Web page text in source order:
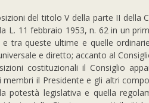
del titolo V della parte II della
L. 11 febbraio 1953, n. 62 in un
e tra queste ultime e quelle ordinarie
e diretto; accanto al
costituzionali il Consiglio
membri il Presidente e gli altri
potestà legislativa e quella